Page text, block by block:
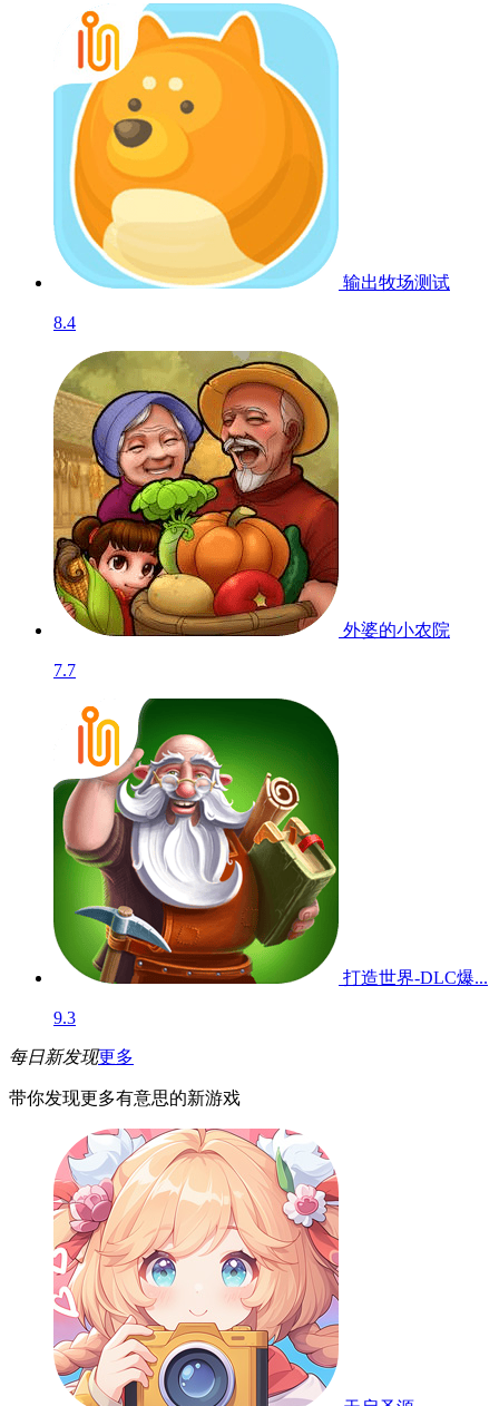
输出牧场测试
8.4
外婆的小农院
7.7
打造世界-DLC爆...
9.3
每日新发现更多
带你发现更多有意思的新游戏